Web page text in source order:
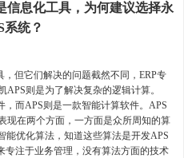
信息化工具，为何建议选择永
系统？
但它们解决的问题截然不同，ERP专
则是为了解决复杂的逻辑计算。
而APS则是一款智能计算软件。APS
现在两个方面，一方面是众所周知的算
能优化算法，知道这些算法是开发APS
专注于业务管理，没有算法方面的技术